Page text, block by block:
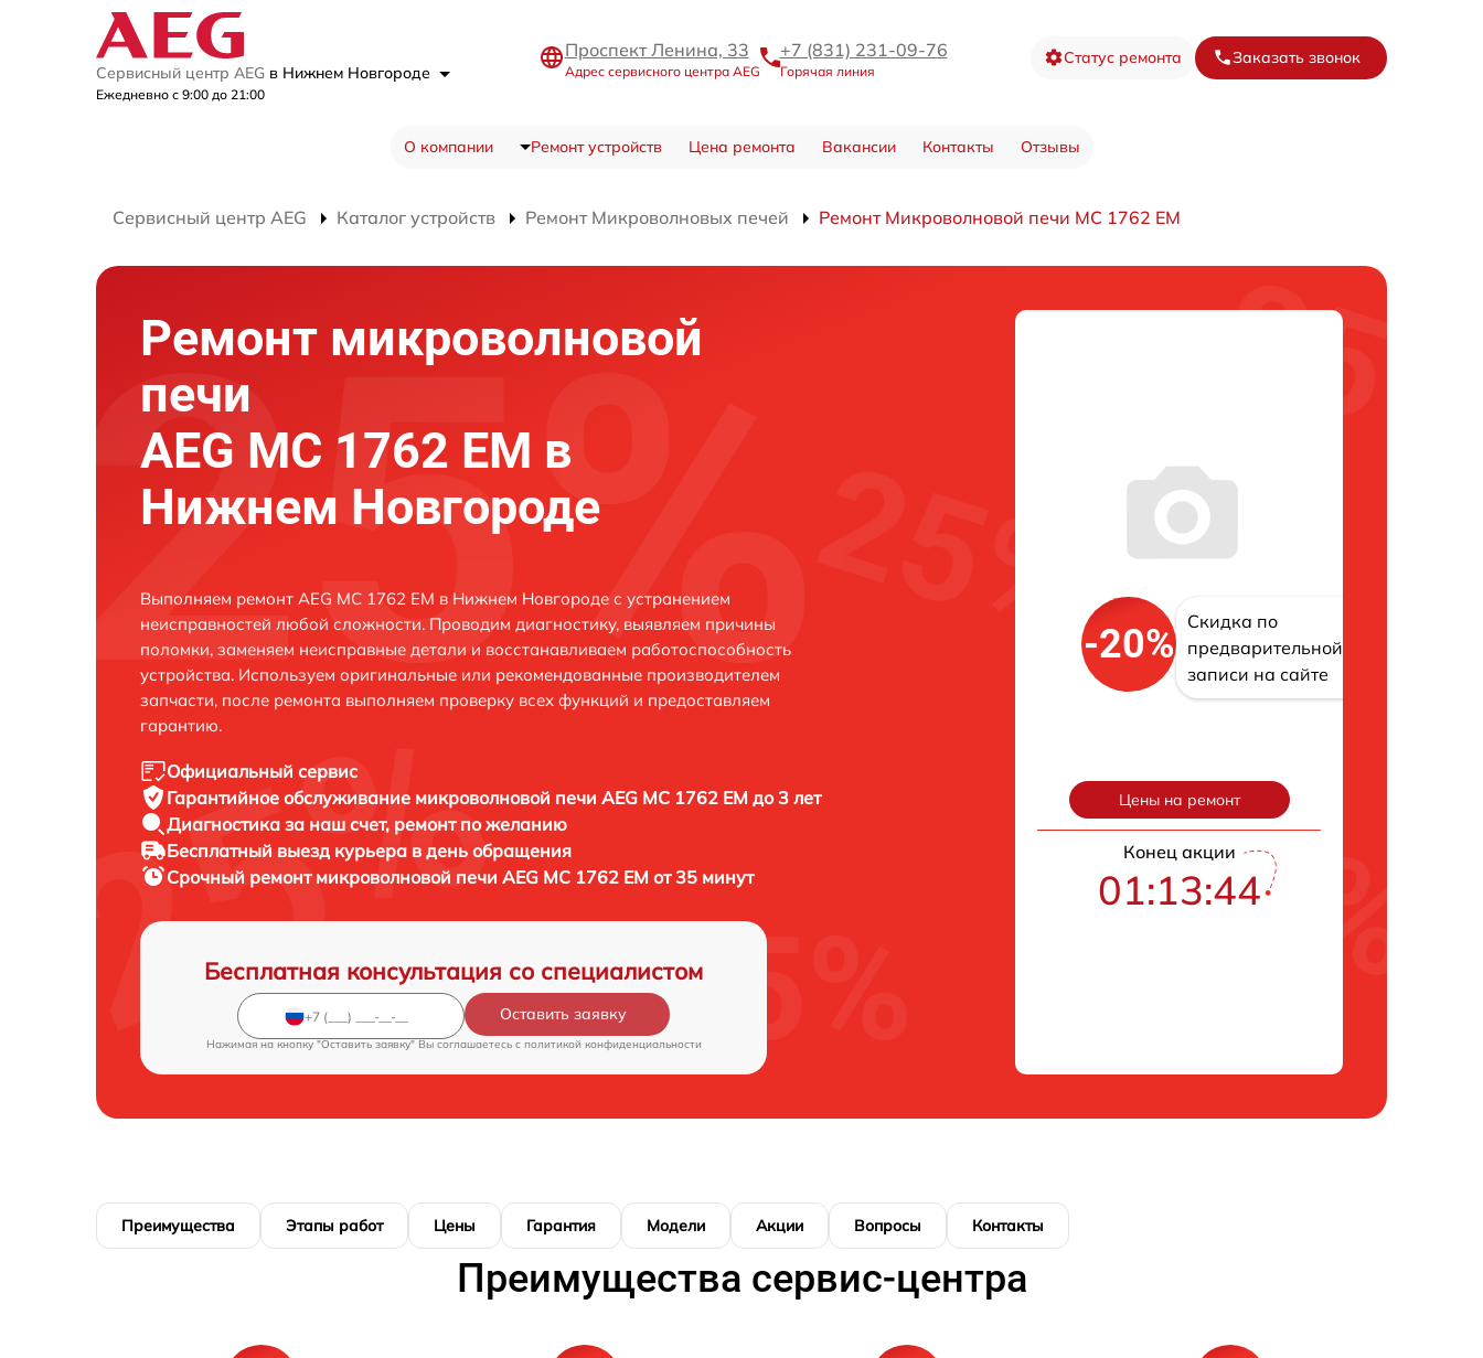
Сервисный центр AEG в Нижнем Новгороде
Ежедневно с 9:00 до 21:00
Проспект Ленина, 33
Адрес сервисного центра AEG
+7 (831) 231-09-76
Горячая линия
Статус ремонта Заказать звонок
О компании Ремонт устройств Цена ремонта Вакансии Контакты Отзывы
Сервисный центр AEG Каталог устройств Ремонт Микроволновых печей Ремонт Микроволновой печи MC 1762 EM
Ремонт микроволновой
печи
AEG MC 1762 EM в
Нижнем Новгороде
Выполняем ремонт AEG MC 1762 EM в Нижнем Новгороде с устранением
неисправностей любой сложности. Проводим диагностику, выявляем причины
поломки, заменяем неисправные детали и восстанавливаем работоспособность
устройства. Используем оригинальные или рекомендованные производителем
запчасти, после ремонта выполняем проверку всех функций и предоставляем
гарантию.
Официальный сервис
Гарантийное обслуживание микроволновой печи AEG MC 1762 EM до 3 лет
Диагностика за наш счет, ремонт по желанию
Бесплатный выезд курьера в день обращения
Срочный ремонт микроволновой печи AEG MC 1762 EM от 35 минут
Бесплатная консультация со специалистом
Оставить заявку
Нажимая на кнопку "Оставить заявку" Вы соглашаетесь c политикой конфиденциальности
-20%
Скидка по
предварительной
записи на сайте
Цены на ремонт
Конец акции
01:13:43
Преимущества Этапы работ Цены Гарантия Модели Акции Вопросы Контакты
Преимущества сервис-центра